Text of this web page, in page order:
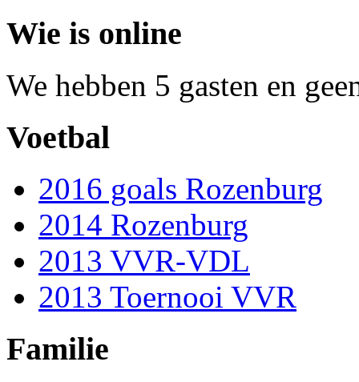
Wie is online
We hebben 5 gasten en
Voetbal
2016 goals Rozenburg
2014 Rozenburg
2013 VVR-VDL
2013 Toernooi VVR
Familie